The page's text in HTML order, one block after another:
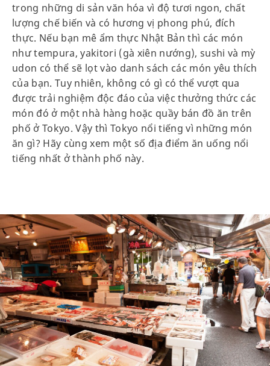
trong những di sản văn hóa vì độ tươi ngon, chất
lượng chế biến và có hương vị phong phú, đích
thực. Nếu bạn mê ẩm thực Nhật Bản thì các món
như tempura, yakitori (gà xiên nướng), sushi và mỳ
udon có thể sẽ lọt vào danh sách các món yêu thích
của bạn. Tuy nhiên, không có gì có thể vượt qua
được trải nghiệm độc đáo của việc thưởng thức các
món đó ở một nhà hàng hoặc quầy bán đồ ăn trên
phố ở Tokyo. Vậy thì Tokyo nổi tiếng vì những món
ăn gì? Hãy cùng xem một số địa điểm ăn uống nổi
tiếng nhất ở thành phố này.